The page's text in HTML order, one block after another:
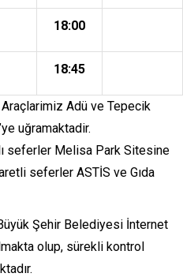
18:00
18:45
Adü ve Tepecik
uğramaktadir.
seferler Melisa Park Sitesine
seferler ASTİS ve Gıda
Şehir Belediyesi İnternet
olup, sürekli kontrol